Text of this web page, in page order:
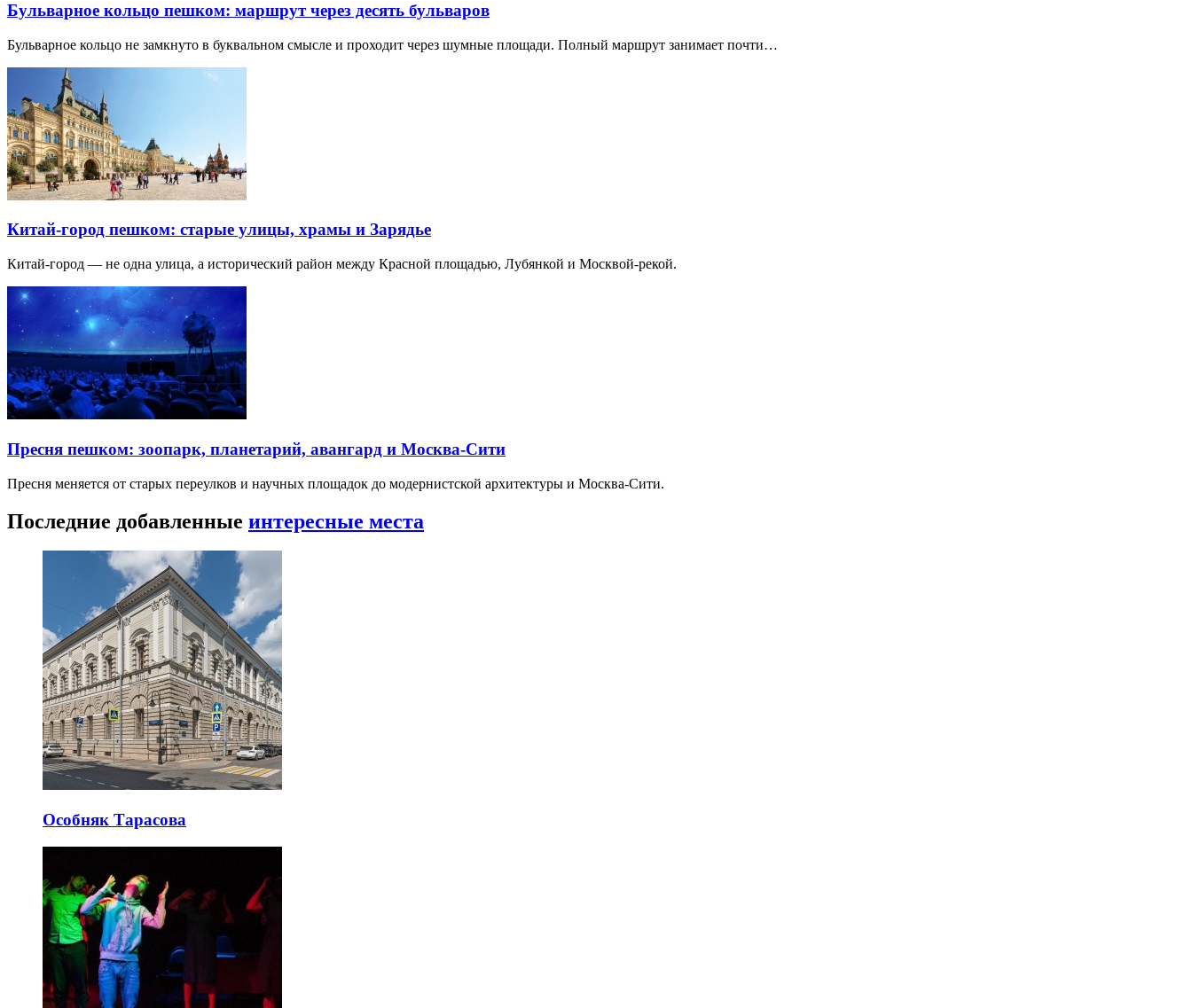
Бульварное кольцо пешком: маршрут через десять бульваров
Бульварное кольцо не замкнуто в буквальном смысле и проходит через шумные площади. Полный маршрут занимает почти…
Китай-город пешком: старые улицы, храмы и Зарядье
Китай-город — не одна улица, а исторический район между Красной площадью, Лубянкой и Москвой-рекой.
Пресня пешком: зоопарк, планетарий, авангард и Москва-Сити
Пресня меняется от старых переулков и научных площадок до модернистской архитектуры и Москва-Сити.
Последние добавленные интересные места
Особняк Тарасова